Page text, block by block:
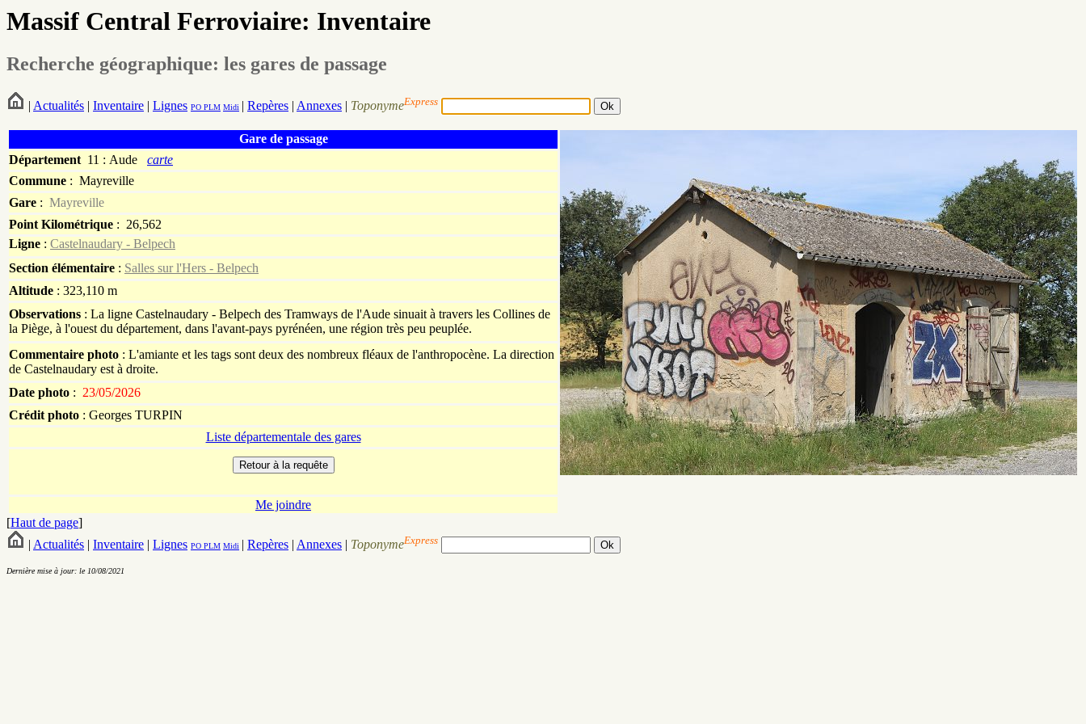
Massif Central Ferroviaire: Inventaire
Recherche géographique: les gares de passage
| Actualités | Inventaire | Lignes PO PLM Midi | Repères | Annexes | ToponymeExpress
Gare de passage
Département 11 : Aude carte
Commune : Mayreville
Gare : Mayreville
Point Kilométrique : 26,562
Ligne : Castelnaudary - Belpech
Section élémentaire : Salles sur l'Hers - Belpech
Altitude : 323,110 m
Observations : La ligne Castelnaudary - Belpech des Tramways de l'Aude sinuait à travers les Collines de
la Piège, à l'ouest du département, dans l'avant-pays pyrénéen, une région très peu peuplée.
Commentaire photo : L'amiante et les tags sont deux des nombreux fléaux de l'anthropocène. La direction
de Castelnaudary est à droite.
Date photo : 23/05/2026
Crédit photo : Georges TURPIN
Liste départementale des gares
Me joindre
[Haut de page]
| Actualités | Inventaire | Lignes PO PLM Midi | Repères | Annexes | ToponymeExpress
Dernière mise à jour: le 10/08/2021